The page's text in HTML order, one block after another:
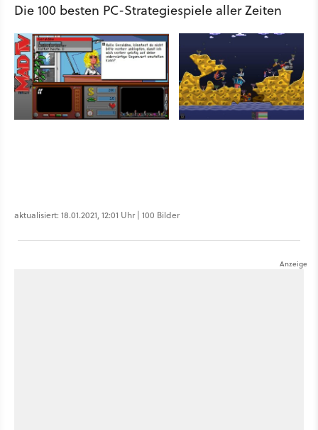
Die 100 besten PC-Strategiespiele aller Zeiten
aktualisiert: 18.01.2021, 12:01 Uhr | 100 Bilder